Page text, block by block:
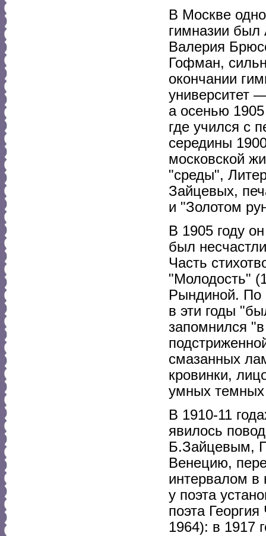
В Москве
гимназии был
Валерия
Гофман,
окончании
университет
а осенью
где учился с
середины
московской
"среды",
Зайцевых,
и "Золотом
В 1905 году
был
Часть
"Молодость"
Рындиной. По
в эти годы
запомнился
смазанных
кровинки,
умных темных
В 1910-11
явилось
Б.Зайцевым,
Венецию,
интервалом в
у поэта
поэта
1964): в 1917